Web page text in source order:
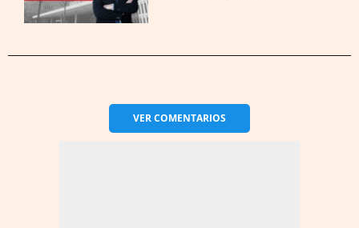
VERCOMENTARIOS